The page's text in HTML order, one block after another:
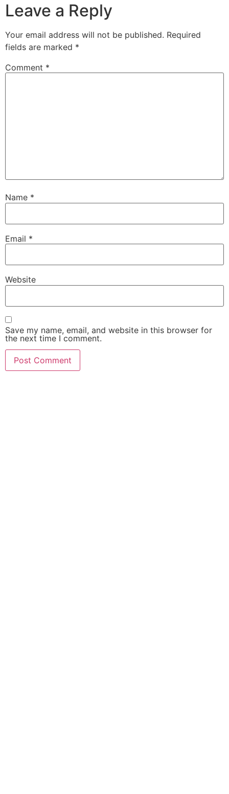
Leave a Reply
Your email address will not be published. Required
fields are marked *
Comment *
Name *
Email *
Website
Save my name, email, and website in this browser for
the next time I comment.